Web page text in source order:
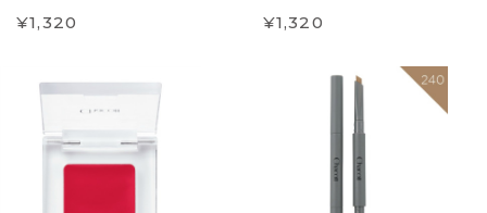
¥1,320 ¥1,320